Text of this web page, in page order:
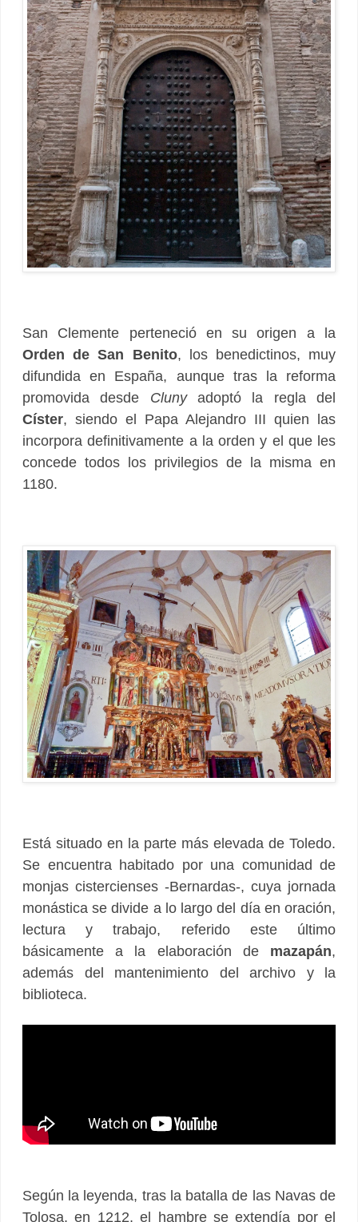
San Clemente perteneció en su origen a la
Orden de San Benito, los benedictinos, muy
difundida en España, aunque tras la reforma
promovida desde Clunyadoptó la regla del
Císter, siendo el Papa Alejandro III quien las
incorpora definitivamente a la orden y el que les
concede todos los privilegios de la misma en
1180.
Está situado en la parte más elevada de Toledo.
Se encuentra habitado por una comunidad de
monjas cistercienses -Bernardas-, cuya jornada
monástica se divide a lo largo del día en oración,
lectura y trabajo, referido este último
básicamente a la elaboración de mazapán,
además del mantenimiento del archivo y la
biblioteca.
Según la leyenda, tras la batalla de las Navas de
Tolosa, en 1212, el hambre se extendía por el